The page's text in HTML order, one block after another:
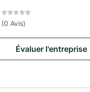
(0 Avis)
Évaluer l'entreprise